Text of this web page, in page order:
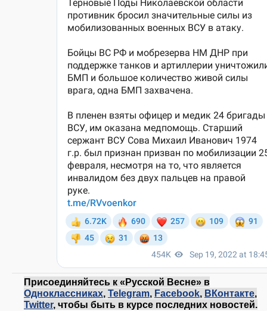
Присоединяйтесь к «Русской Весне» в
Одноклассниках, Telegram, Facebook, ВКонтакте,
Twitter, чтобы быть в курсе последних новостей.